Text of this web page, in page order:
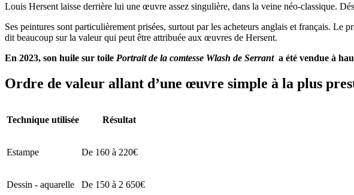
Louis Hersent laisse derrière lui une œuvre assez singulière, dans la veine néo-classique.
Ses peintures sont particulièrement prisées, surtout par les acheteurs anglais et français. Le
dit beaucoup sur la valeur qui peut être attribuée aux œuvres de Hersent.
En 2023, son huile sur toile Portrait de la comtesse Wlash de Serrant a été vendue à
Ordre de valeur allant d’une œuvre simple à la plus
Technique utilisée Résultat
Estampe De 160 à 220€
Dessin - aquarelle De 150 à 2 650€